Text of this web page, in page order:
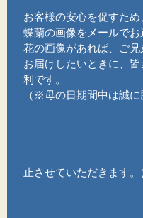
お客様の安心を促すた
蝶蘭の画像をメールで
花の画像があれば、ご
お届けしたいときに、
利です。
（※母の日期間中は誠
止させていただきます。